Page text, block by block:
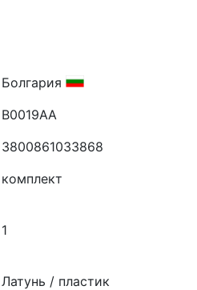
Болгария
B0019AA
3800861033868
комплект
1
Латунь / пластик